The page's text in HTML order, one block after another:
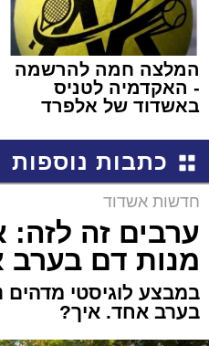
המלצה חמה להרשמה
- האקדמיה לטניס
באשדוד של אלפרד
כתבות נוספות
חדשות אשדוד
מנות דם
בערב אחד. איך?